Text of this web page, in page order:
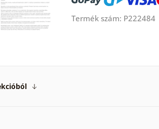
Termék szám: